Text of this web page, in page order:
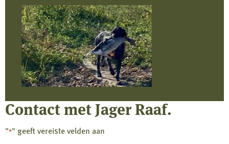
Contact met Jager Raaf.
"*" geeft vereiste velden aan